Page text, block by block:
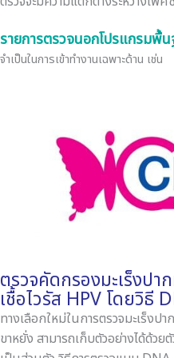
รายการตรวจนอกโปรแกรมพื้
จำเป็นในการเข้าทำงานเฉพาะด้าน เช่น
ตรวจคัดกรองมะเร็งป
เชื้อไวรัส HPV โดยวิธี
ทางเลือกใหม่ในการตรวจมะเร็งป
ขาหยั่ง สามารถเก็บตัวอย่างได้ด้วย